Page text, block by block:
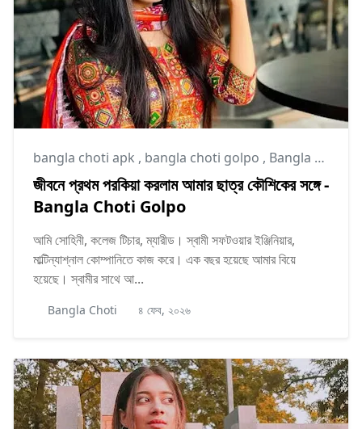
bangla choti apk , bangla choti golpo , Bangla Choti Kahini
জীবনে প্রথম পরকিয়া করলাম আমার ছাত্র কৌশিকের সঙ্গে -
Bangla Choti Golpo
আমি সোহিনী, কলেজ টিচার, ম্যারীড। স্বামী সফটওয়ার ইঞ্জিনিয়ার,
মাল্টিন্যাশ্নাল কোম্পানিতে কাজ করে। এক বছর হয়েছে আমার বিয়ে
হয়েছে। স্বামীর সাথে আ...
Bangla Choti ৪ ফেব, ২০২৬